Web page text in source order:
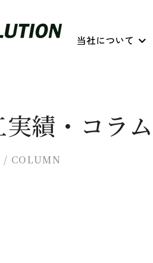
当社について
実績・コラム
/ COLUMN